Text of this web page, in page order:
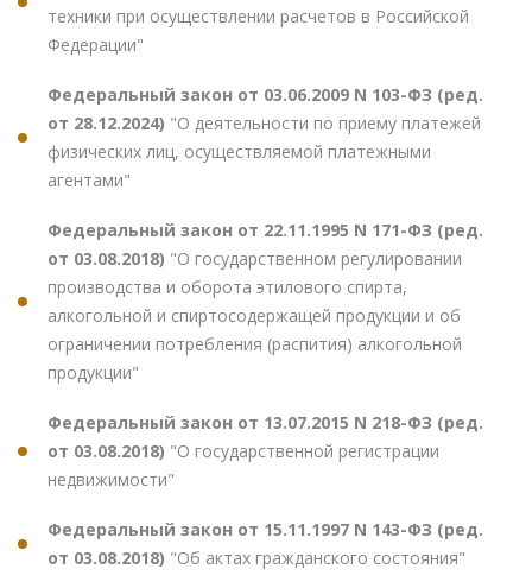
техники при осуществлении расчетов в Российской
Федерации"
Федеральный закон от 03.06.2009 N 103-ФЗ (ред.
от 28.12.2024) "О деятельности по приему платежей
физических лиц, осуществляемой платежными
агентами"
Федеральный закон от 22.11.1995 N 171-ФЗ (ред.
от 03.08.2018) "О государственном регулировании
производства и оборота этилового спирта,
алкогольной и спиртосодержащей продукции и об
ограничении потребления (распития) алкогольной
продукции"
Федеральный закон от 13.07.2015 N 218-ФЗ (ред.
от 03.08.2018) "О государственной регистрации
недвижимости"
Федеральный закон от 15.11.1997 N 143-ФЗ (ред.
от 03.08.2018) "Об актах гражданского состояния"